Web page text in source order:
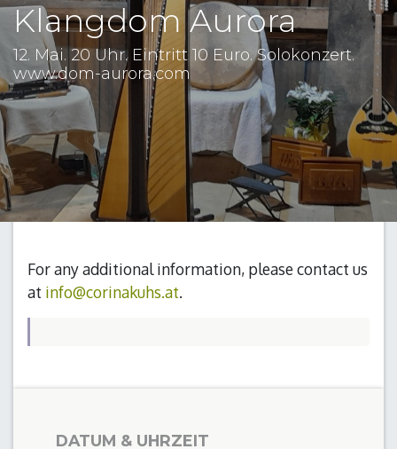
Klangdom Aurora
12. Mai. 20 Uhr. Eintritt 10 Euro. Solokonzert.
www.dom-aurora.com
For any additional information, please contact us
at info@corinakuhs.at.
DATUM & UHRZEIT